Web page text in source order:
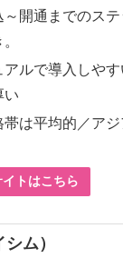
開通までのス
アルで導入しや
い
帯は平均的／ア
トはこちら
ム）